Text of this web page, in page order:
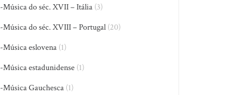
-Música do séc. XVII – Itália (3)
-Música do séc. XVIII – Portugal (20)
-Música eslovena (1)
-Música estadunidense (1)
-Música Gauchesca (1)